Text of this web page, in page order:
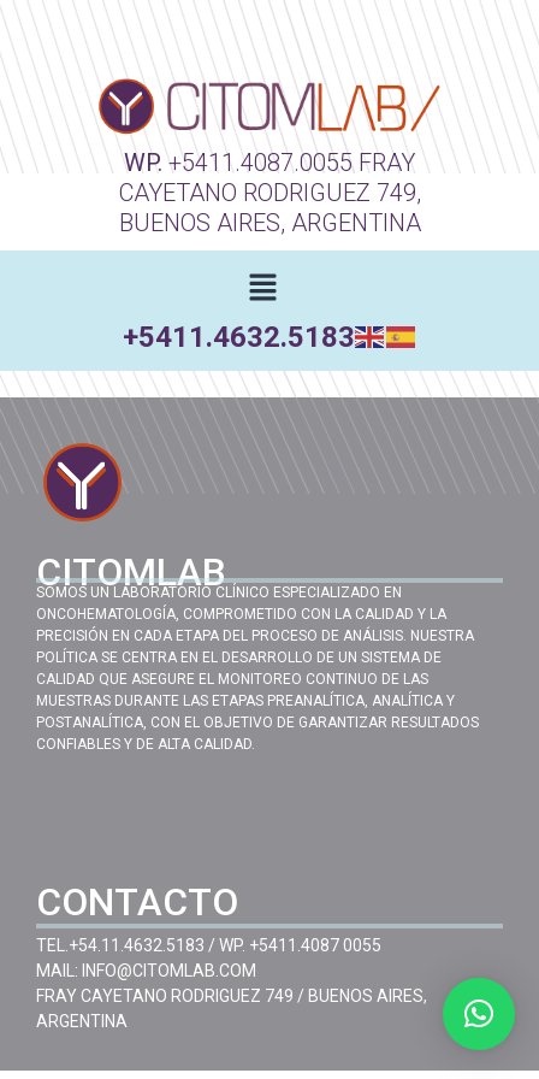
WP. +5411.4087.0055FRAY
CAYETANO RODRIGUEZ 749,
BUENOS AIRES, ARGENTINA
+5411.4632.5183
CITOMLAB
SOMOS UN LABORATORIO CLÍNICO ESPECIALIZADO EN
ONCOHEMATOLOGÍA, COMPROMETIDO CON LA CALIDAD Y LA
PRECISIÓN EN CADA ETAPA DEL PROCESO DE ANÁLISIS. NUESTRA
POLÍTICA SE CENTRA EN EL DESARROLLO DE UN SISTEMA DE
CALIDAD QUE ASEGURE EL MONITOREO CONTINUO DE LAS
MUESTRAS DURANTE LAS ETAPAS PREANALÍTICA, ANALÍTICA Y
POSTANALÍTICA, CON EL OBJETIVO DE GARANTIZAR RESULTADOS
CONFIABLES Y DE ALTA CALIDAD.
CONTACTO
TEL. +54.11.4632.5183 / WP. +5411.4087 0055
MAIL: INFO@CITOMLAB.COM
FRAY CAYETANO RODRIGUEZ 749 / BUENOS AIRES,
ARGENTINA